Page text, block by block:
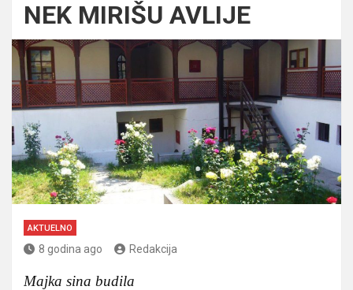
NEK MIRIŠU AVLIJE
AKTUELNO
8 godina ago Redakcija
Majka sina budila